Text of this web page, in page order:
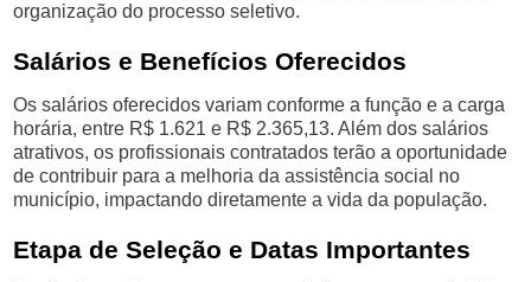
organização do processo seletivo.
Salários e Benefícios Oferecidos
Os salários oferecidos variam conforme a função e a carga
horária, entre R$ 1.621 e R$ 2.365,13. Além dos salários
atrativos, os profissionais contratados terão a oportunidade
de contribuir para a melhoria da assistência social no
município, impactando diretamente a vida da população.
Etapa de Seleção e Datas Importantes